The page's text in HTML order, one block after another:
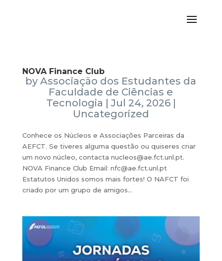
NOVA Finance Club
byAssociação dos Estudantes da
Faculdade de Ciências e
Tecnologia | Jul 24, 2026|
Uncategorized
Conhece os Núcleos e Associações Parceiras da
AEFCT. Se tiveres alguma questão ou quiseres criar
um novo núcleo, contacta nucleos@ae.fct.unl.pt.
NOVA Finance Club Email: nfc@ae.fct.unl.pt
Estatutos Unidos somos mais fortes! O NAFCT foi
criado por um grupo de amigos...